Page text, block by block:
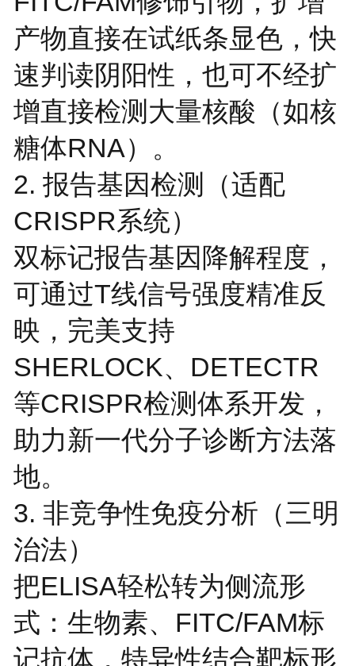
产物直接在试纸条显色，快
速判读阴阳性，也可不经扩
增直接检测大量核酸（如核
糖体RNA）。
2. 报告基因检测（适配
CRISPR系统）
双标记报告基因降解程度，
可通过T线信号强度精准反
映，完美支持
SHERLOCK、DETECTR
等CRISPR检测体系开发，
助力新一代分子诊断方法落
地。
3. 非竞争性免疫分析（三明
治法）
把ELISA轻松转为侧流形
式：生物素、FITC/FAM标
记抗体，特异性结合靶标形